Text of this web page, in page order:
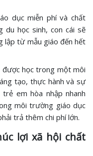
dục miễn phí và chất
du học sinh, con cái sẽ
lập từ mẫu giáo đến hết
được học trong một môi
tạo, thực hành và sự
em hòa nhập nhanh
môi trường giáo dục
trả thêm chi phí lớn.
lợi xã hội chất